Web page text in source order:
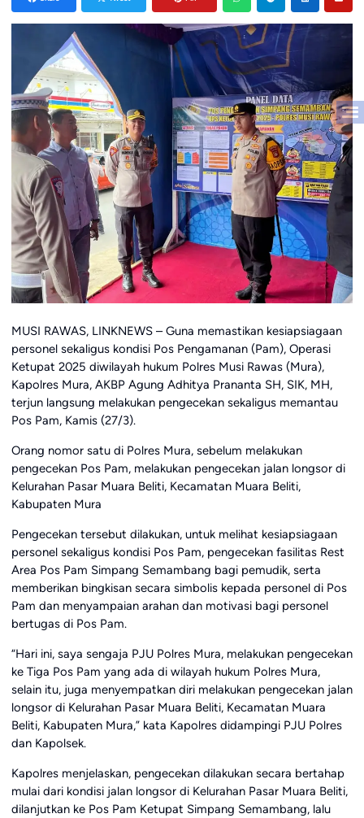
MUSI RAWAS, LINKNEWS – Guna memastikan kesiapsiagaan
personel sekaligus kondisi Pos Pengamanan (Pam), Operasi
Ketupat 2025 diwilayah hukum Polres Musi Rawas (Mura),
Kapolres Mura, AKBP Agung Adhitya Prananta SH, SIK, MH,
terjun langsung melakukan pengecekan sekaligus memantau
Pos Pam, Kamis (27/3).
Orang nomor satu di Polres Mura, sebelum melakukan
pengecekan Pos Pam, melakukan pengecekan jalan longsor di
Kelurahan Pasar Muara Beliti, Kecamatan Muara Beliti,
Kabupaten Mura
Pengecekan tersebut dilakukan, untuk melihat kesiapsiagaan
personel sekaligus kondisi Pos Pam, pengecekan fasilitas Rest
Area Pos Pam Simpang Semambang bagi pemudik, serta
memberikan bingkisan secara simbolis kepada personel di Pos
Pam dan menyampaian arahan dan motivasi bagi personel
bertugas di Pos Pam.
“Hari ini, saya sengaja PJU Polres Mura, melakukan pengecekan
ke Tiga Pos Pam yang ada di wilayah hukum Polres Mura,
selain itu, juga menyempatkan diri melakukan pengecekan jalan
longsor di Kelurahan Pasar Muara Beliti, Kecamatan Muara
Beliti, Kabupaten Mura,” kata Kapolres didampingi PJU Polres
dan Kapolsek.
Kapolres menjelaskan, pengecekan dilakukan secara bertahap
mulai dari kondisi jalan longsor di Kelurahan Pasar Muara Beliti,
dilanjutkan ke Pos Pam Ketupat Simpang Semambang, lalu